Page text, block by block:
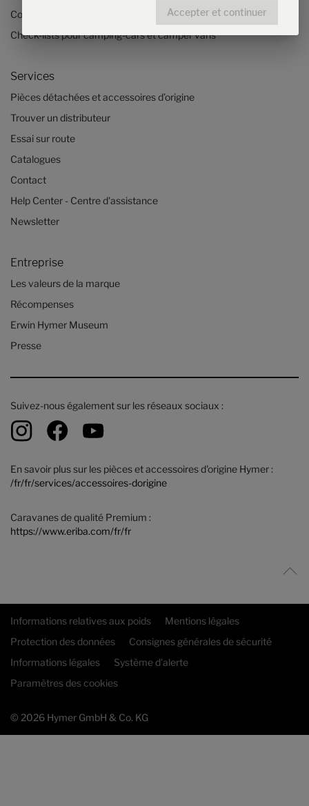
Conseils voyage
Check-lists pour camping-cars et camper vans
Services
Pièces détachées et accessoires d’origine
Trouver un distributeur
Essai sur route
Catalogues
Contact
Help Center - Centre d'assistance
Newsletter
Entreprise
Les valeurs de la marque
Récompenses
Erwin Hymer Museum
Presse
Suivez-nous également sur les réseaux sociaux :
En savoir plus sur les pièces et accessoires d'origine Hymer :
/fr/fr/services/accessoires-dorigine
Caravanes de qualité Premium :
https://www.eriba.com/fr/fr
Informations relatives aux poids
Mentions légales
Protection des données
Consignes générales de sécurité
Informations légales
Système d'alerte
Paramètres des cookies
© 2026 Hymer GmbH & Co. KG
Accepter et continuer